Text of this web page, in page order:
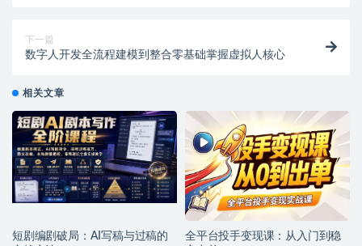
下一篇
数字人开发全流程建模到整合零基础掌握虚拟人核心
相关文章
短剧编剧破局：AI写稿与过稿的
全平台投手变现课：从入门到稳